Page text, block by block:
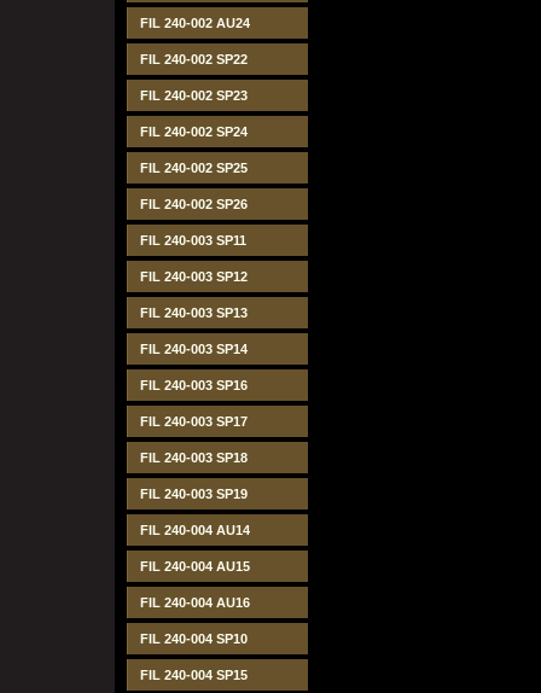
FIL 240-002 AU24
FIL 240-002 SP22
FIL 240-002 SP23
FIL 240-002 SP24
FIL 240-002 SP25
FIL 240-002 SP26
FIL 240-003 SP11
FIL 240-003 SP12
FIL 240-003 SP13
FIL 240-003 SP14
FIL 240-003 SP16
FIL 240-003 SP17
FIL 240-003 SP18
FIL 240-003 SP19
FIL 240-004 AU14
FIL 240-004 AU15
FIL 240-004 AU16
FIL 240-004 SP10
FIL 240-004 SP15